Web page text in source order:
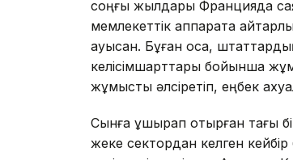
соңғы жылдары Францияда
мемлекеттік аппаратқа
ауысқан. Бұған қоса,
келісімшарттары бойынша
жұмысты әлсіретіп, еңбек
Сынға ұшырап отырған тағы
жеке сектордан келген кейбір